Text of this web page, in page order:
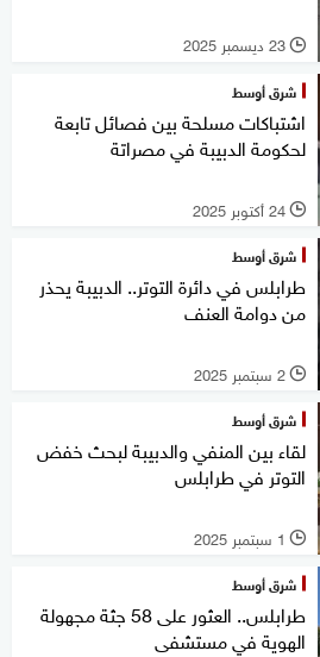
l 23 ديسمبر 2025
شرق أوسط
اشتباكات مسلحة بين فصائل تابعة
لحكومة الدبيبة في مصراتة
l 24 أكتوبر 2025
شرق أوسط
طرابلس في دائرة التوتر.. الدبيبة يحذر
من دوامة العنف
l 2 سبتمبر 2025
شرق أوسط
لقاء بين المنفي والدبيبة لبحث خفض
التوتر في طرابلس
l 1 سبتمبر 2025
شرق أوسط
طرابلس.. العثور على 58 جثة مجهولة
الهوية في مستشفى